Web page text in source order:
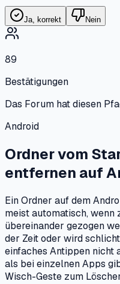
Ja, korrekt Nein
89
Bestätigungen
Das Forum hat diesen
Android
Ordner vom
entfernen auf
Ein Ordner auf dem
meist automatisch,
übereinander gezogen
der Zeit oder wird
einfaches Antippen nicht
als bei einzelnen Apps
Wisch-Geste zum